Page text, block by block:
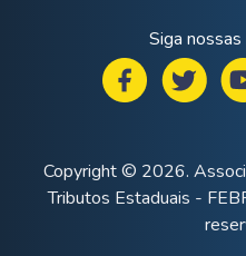
Siga
Copyright © 2026.
Tributos Estaduais -